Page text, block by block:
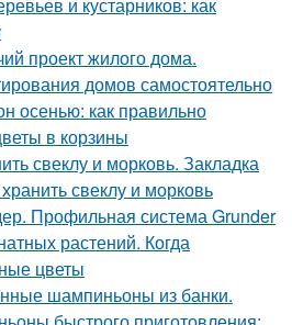
и кустарников: как
проект жилого дома.
домов самостоятельно
осенью: как правильно
в корзины
свеклу и морковь. Закладка
свеклу и морковь
Профильная система Grunder
растений. Когда
цветы
шампиньоны из банки.